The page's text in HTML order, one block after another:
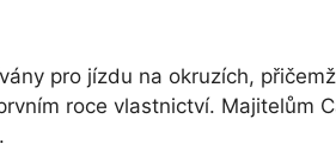
pro jízdu na okruzích,
roce vlastnictví. Majitelům